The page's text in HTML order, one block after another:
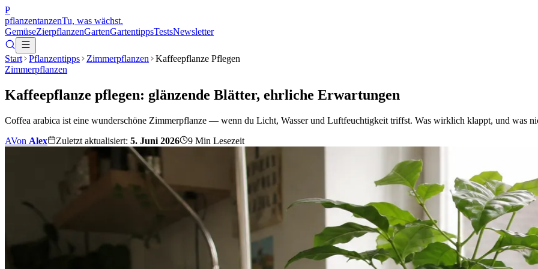
P
pflanzentanzenTu, was wächst.
GemüseZierpflanzenGartenGartentippsTestsNewsletter
Start Pflanzentipps Zimmerpflanzen
Kaffeepflanze Pflegen
Zimmerpflanzen
Kaffeepflanze pflegen: glänzende Blätter, ehrliche Erwartungen
Coffea arabica ist eine wunderschöne Zimmerpflanze — wenn du Licht, Wasser und Luftfeuchtigkeit triffst. Was wirklich klappt, und was
AVon Alex Zuletzt aktualisiert: 5. Juni 2026 9 Min Lesezeit